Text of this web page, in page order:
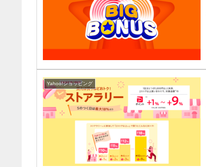
Yahoo!ショッピング